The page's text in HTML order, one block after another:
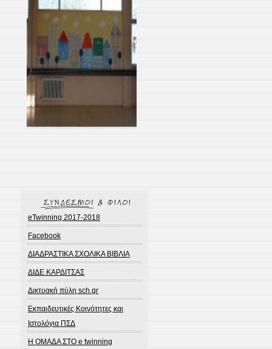
eTwinning 2017-2018
Facebook
ΔΙΑΔΡΑΣΤΙΚΑ ΣΧΟΛΙΚΑ ΒΙΒΛΙΑ
ΔΙΔΕ ΚΑΡΔΙΤΣΑΣ
Δικτυακή πύλη sch.gr
Εκπαιδευτικές Κοινότητες και
Ιστολόγια ΠΣΔ
Η ΟΜΑΔΑ ΣΤΟ e twinning